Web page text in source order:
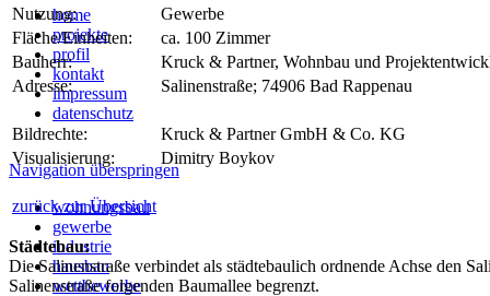
home
projekte
profil
kontakt
impressum
datenschutz
Navigation überspringen
wohnungsbau
gewerbe
industrie
hausbau
wettbewerbe
zurück zur Übersicht
Nutzung:
Gewerbe
Fläche/Einheiten:
ca. 100 Zimmer
Bauherr:
Kruck & Partner, Wohnbau und
Adresse:
Salinenstraße; 74906 Bad Rappenau
Bildrechte:
Kruck & Partner GmbH & Co. KG
Visualisierung:
Dimitry Boykov
Städtebau:
Die Salinenstraße verbindet als städtebaulich ordnende Achse den
Salinenstraße folgenden Baumallee begrenzt.